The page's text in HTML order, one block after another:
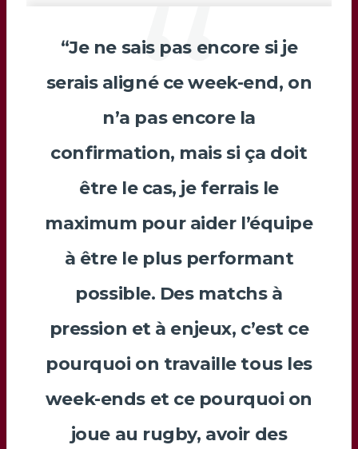
“Je ne sais pas encore si je
serais aligné ce week-end, on
n’a pas encore la
confirmation, mais si ça doit
être le cas, je ferrais le
maximum pour aider l’équipe
à être le plus performant
possible. Des matchs à
pression et à enjeux, c’est ce
pourquoi on travaille tous les
week-ends et ce pourquoi on
joue au rugby, avoir des